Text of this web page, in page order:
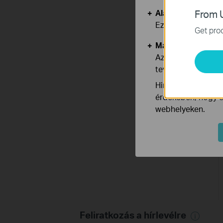
Feliratkozás a hírlevélre
From
Get
Alap Cookie-k
Ezek a cookie -k
Marketing és
Az elemző cookie
tevékenységeit,
Hirdetési
érdekében, hogy
webhelyeken.